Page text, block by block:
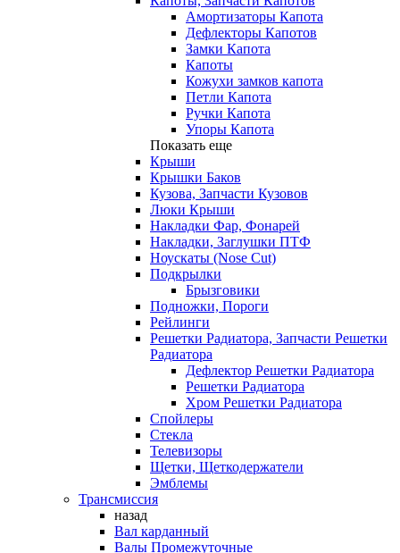
Амортизаторы Капота
Дефлекторы Капотов
Замки Капота
Капоты
Кожухи замков капота
Петли Капота
Ручки Капота
Упоры Капота
Показать еще
Крыши
Крышки Баков
Кузова, Запчасти Кузовов
Люки Крыши
Накладки Фар, Фонарей
Накладки, Заглушки ПТФ
Ноускаты (Nose Cut)
Подкрылки
Брызговики
Подножки, Пороги
Рейлинги
Решетки Радиатора, Запчасти Решетки
Радиатора
Дефлектор Решетки Радиатора
Решетки Радиатора
Хром Решетки Радиатора
Спойлеры
Стекла
Телевизоры
Щетки, Щеткодержатели
Эмблемы
Трансмиссия
назад
Вал карданный
Валы Промежуточные